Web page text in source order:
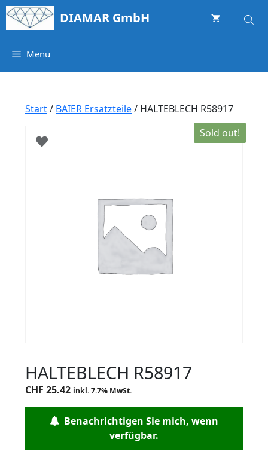
Springe
zum
DIAMAR GmbH
Menu
Start/ BAIER Ersatzteile/ HALTEBLECH R58917
Sold out!
HALTEBLECH R58917
CHF 25.42 inkl. 7.7% MwSt.
Benachrichtigen Sie mich, wenn
verfügbar.